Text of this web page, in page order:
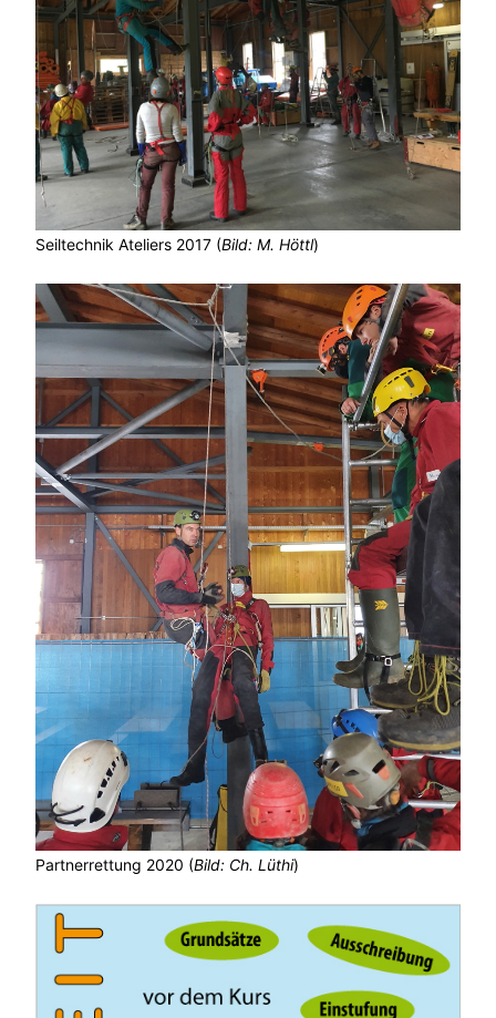
Seiltechnik Ateliers 2017 (Bild: M. Höttl)
Partnerrettung 2020 (Bild: Ch. Lüthi)